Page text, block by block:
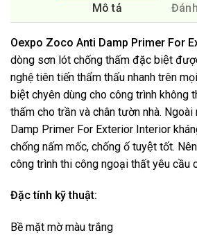
Mô tả
Oexpo Zoco Anti Damp Primer For
dòng sơn lót chống thấm đặc biệt
nghệ tiên tiến thẩm thấu nhanh trên
biệt chyên dùng cho công trình không
thấm cho trần và chân tườn nhà.
Damp Primer For Exterior Interior
chống nấm mốc, chống ố tuyệt tốt.
công trình thi công ngoại thất yêu cầu
Đặc tính kỹ thuật:
Bề mặt mờ màu trắng